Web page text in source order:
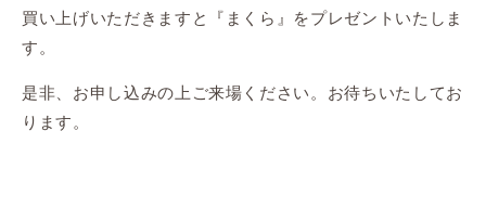
買い上げいただきますと『まくら』をプレゼントいたしま
す。
是非、お申し込みの上ご来場ください。お待ちいたしてお
ります。